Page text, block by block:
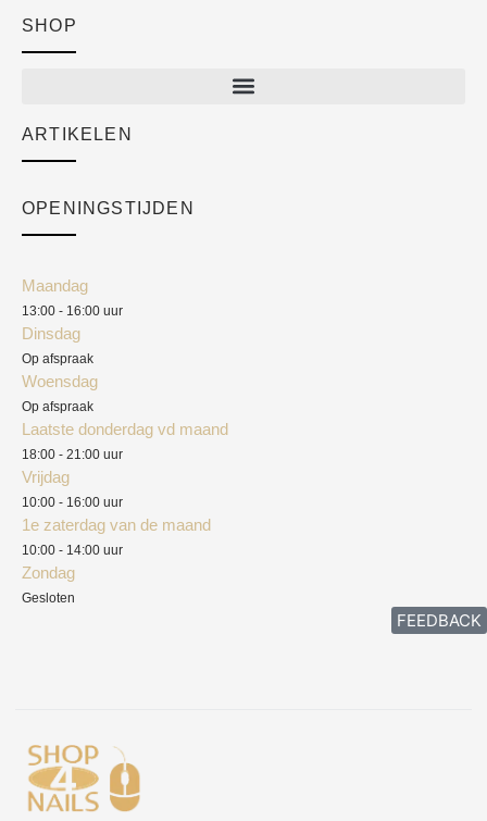
Academy
SHOP
ARTIKELEN
OPENINGSTIJDEN
Maandag
13:00 - 16:00 uur
Dinsdag
Op afspraak
Woensdag
Op afspraak
Laatste donderdag vd maand
18:00 - 21:00 uur
Vrijdag
10:00 - 16:00 uur
1e zaterdag van de maand
10:00 - 14:00 uur
Zondag
Gesloten
FEEDBACK